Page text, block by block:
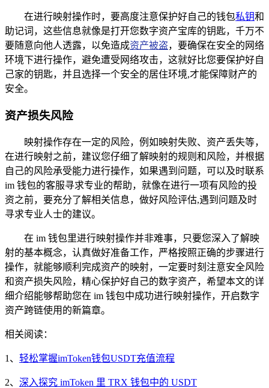
在进行映射操作时，要高度注意保护好自己的钱包私钥和
助记词，这些信息就像是打开您数字资产宝库的钥匙，千万不
要随意向他人透露，以免造成资产被盗，要确保在安全的网络
环境下进行操作，避免遭受网络攻击，这就好比您要保护好自
己家的钥匙，并且选择一个安全的居住环境,才能保障财产的
安全。
资产损失风险
映射操作存在一定的风险，例如映射失败、资产丢失等，
在进行映射之前，建议您仔细了解映射的规则和风险，并根据
自己的风险承受能力进行操作，如果遇到问题，可以及时联系
im 钱包的客服寻求专业的帮助，就像在进行一项有风险的投
资之前，要充分了解相关信息，做好风险评估,遇到问题及时
寻求专业人士的建议。
在 im 钱包里进行映射操作并非难事，只要您深入了解映
射的基本概念，认真做好准备工作，严格按照正确的步骤进行
操作，就能够顺利完成资产的映射，一定要时刻注意安全风险
和资产损失风险，精心保护好自己的数字资产，希望本文的详
细介绍能够帮助您在 im 钱包中成功进行映射操作，开启数字
资产跨链使用的新篇章。
相关阅读：
1、 轻松掌握imToken钱包USDT充值流程
2、 深入探究 imToken 里 TRX 钱包中的 USDT